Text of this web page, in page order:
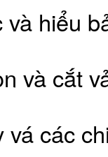
hiểu
và cắt
vá các